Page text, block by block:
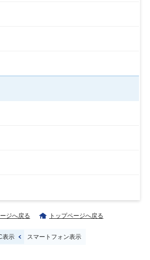
ジへ戻る トップページへ戻る
表示 スマートフォン表示